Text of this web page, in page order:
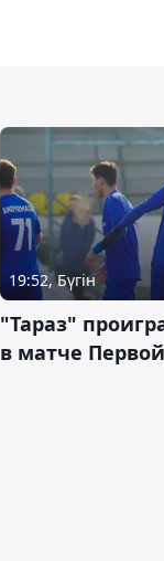
19:52, Бүгін
"Тараз"
в матче